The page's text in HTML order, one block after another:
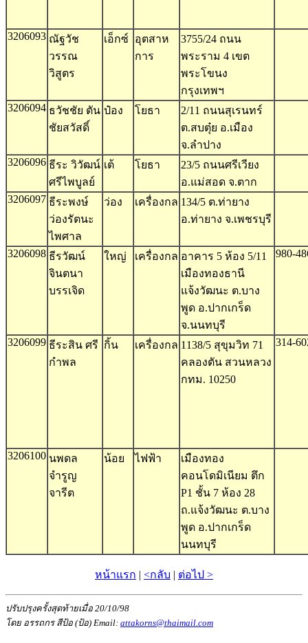
3206093 ณัฐวัช
วรรณ
วิสูตร
เอ็กซ์
อุตสาห
การ
3755/24 ถนน
พระราม 4 เขต
พระโขนง
กรุงเทพฯ
3206094 ธวัชชัย ตัน
ชัยสวัสดิ์
ป๋อง โยธา
2/11 ถนนสุเรนทร์
ต.สบตุ๋ย อ.เมือง
จ.ลำปาง
3206096 ธีระ วิวัฒน์
ศรีไพบูลย์
เต้ โยธา
23/5 ถนนศรีเวียง
อ.แม่สอด จ.ตาก
3206097 ธีระพงษ์
ว่องรัตนะ
ไพศาล
ว่อง เครื่องกล 134/5 ต.ท่ายาง
อ.ท่ายาง จ.เพชรบุรี
3206098 ธีรวัฒน์
จินตนา
บรรเจิด
ใหญ่ เครื่องกล อาคาร 5 ห้อง 5/11
เมืองทองธานี
แจ้งวัฒนะ ต.บาง
พูด อ.ปากเกร็ด
จ.นนทบุรี
980-
3206099 ธีระสิน ศรี
กำพล
กิ้น เครื่องกล 1138/5 สุขุมวิท 71
คลองตัน สวนหลวง
กทม. 10250
314-
3206100 นพดล
จำรูญ
จารีต
น้อย ไฟฟ้า
เมืองทอง
คอนโดมิเนียม ตึก
P1 ชั้น 7 ห้อง 28
ถ.แจ้งวัฒนะ ต.บาง
พูด อ.ปากเกร็ด
นนทบุรี
หน้าแรก | <กลับ | ต่อไป >
ปรับปรุงครั้งสุดท้ายเมื่อ 20/10/98
โดย อรรถกร สีป้อ (ป้อ) Email: attakorns@thaimail.com